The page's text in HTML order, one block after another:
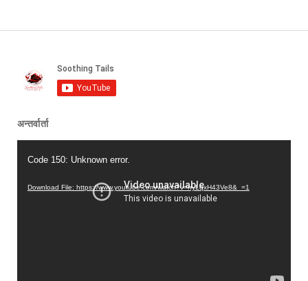
अन्तर्वार्ता
Player
Code 150: Unknown error.
Download File: https://www.youtube.com/watch?v=nyLqxH43Ve8&_=1